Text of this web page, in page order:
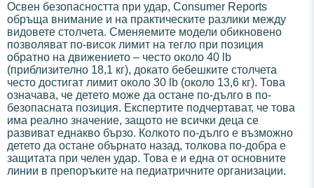
Освен безопасността при удар, Consumer Reports
обръща внимание и на практическите разлики между
видовете столчета. Сменяемите модели обикновено
позволяват по-висок лимит на тегло при позиция
обратно на движението – често около 40 lb
(приблизително 18,1 кг), докато бебешките столчета
често достигат лимит около 30 lb (около 13,6 кг). Това
означава, че детето може да остане по-дълго в по-
безопасната позиция. Експертите подчертават, че това
има реално значение, защото не всички деца се
развиват еднакво бързо. Колкото по-дълго е възможно
детето да остане обърнато назад, толкова по-добра е
защитата при челен удар. Това е и една от основните
линии в препоръките на педиатричните организации.